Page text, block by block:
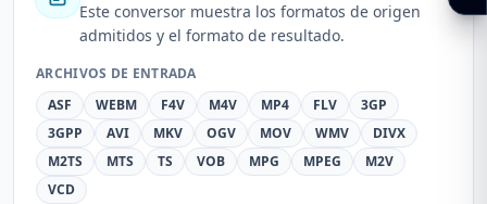
Este conversor muestra los formatos de origen
admitidos y el formato de resultado.
ARCHIVOS DE ENTRADA
ASF
WEBM F4V M4V MP4 FLV
3GP
3GPP
AVI MKV OGV MOV WMV
DIVX
M2TS
MTS TS VOB MPG MPEG
M2V
VCD